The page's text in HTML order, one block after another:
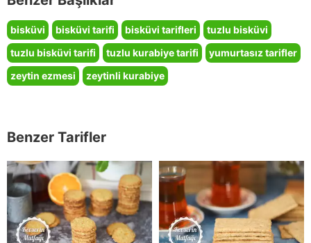
bisküvi bisküvi tarifi bisküvi tarifleri
tuzlu bisküvi
tuzlu bisküvi tarifi
tuzlu kurabiye tarifi
yumurtasız tarifler
zeytin ezmesi
zeytinli kurabiye
Benzer Tarifler